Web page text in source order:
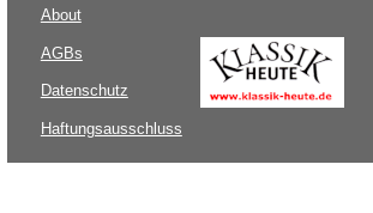
About
AGBs
Datenschutz
Haftungsausschluss